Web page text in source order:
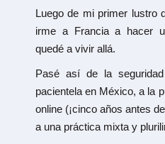
Luego de mi primer lustro
irme a Francia a hacer
quedé a vivir allá.
Pasé así de la
pacientela en México, a la
online (¡cinco años antes
a una práctica mixta y